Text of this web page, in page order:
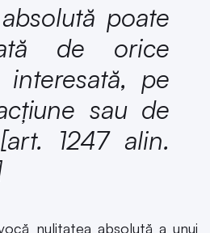
poate
de orice
interesată, pe
sau de
art. 1247 alin.
nulitatea absolută a unui